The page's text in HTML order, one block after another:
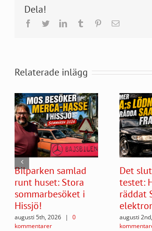
Dela!
Facebook
TwitterLinkedInTumblr Pinterest
E-
Relaterade inlägg
Bilparken samlad
runt huset: Stora
sommarbesöket i
Hissjö!
augusti 5th, 2026 |
0
kommentarer
Det
testet:
räddat
augusti